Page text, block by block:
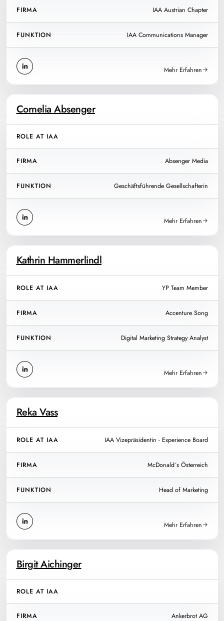
FIRMA IAA Austrian Chapter
FUNKTION IAA Communications Manager
Mehr Erfahren
Cornelia Absenger
ROLE AT IAA
FIRMA Absenger Media
FUNKTION Geschäftsführende Gesellschafterin
Mehr Erfahren
Kathrin Hammerlindl
ROLE AT IAA YP Team Member
FIRMA Accenture Song
FUNKTION Digital Marketing Strategy Analyst
Mehr Erfahren
Reka Vass
ROLE AT IAA IAA Vizepräsidentin - Experience Board
FIRMA McDonald´s Österreich
FUNKTION Head of Marketing
Mehr Erfahren
Birgit Aichinger
ROLE AT IAA
FIRMA Ankerbrot AG